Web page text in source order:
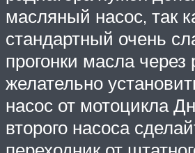
масляный насос, так
стандартный очень
прогонки масла через
желательно
насос от мотоцикла
второго насоса